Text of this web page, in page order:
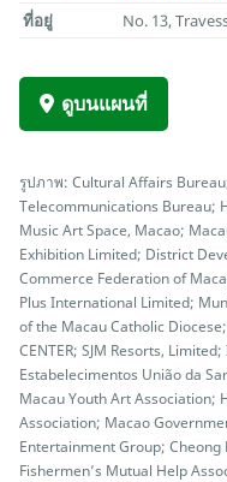
ที่อยู่
No. 13,
ดูบนแผนที่
รูปภาพ: Cultural Affairs
Telecommunications Bureau;
Music Art Space, Macao;
Exhibition Limited; District
Commerce Federation of
Plus International Limited;
of the Macau Catholic Diocese;
CENTER; SJM Resorts,
Estabelecimentos União da
Macau Youth Art Association;
Association; Macao
Entertainment Group;
Fishermen’s Mutual Help